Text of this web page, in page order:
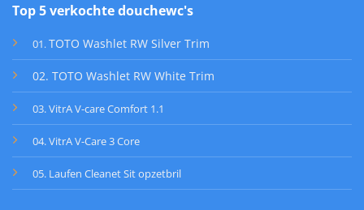
Top 5 verkochte douchewc's
01 . TOTO Washlet RW Silver Trim
02. TOTO Washlet RW White Trim
03. VitrA V-care Comfort 1.1
04. VitrA V-Care 3 Core
05. Laufen Cleanet Sit opzetbril